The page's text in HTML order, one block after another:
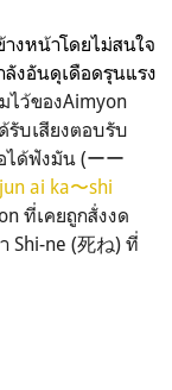
างหน้าโดยไม่สนใจ
งอันดุเดือดรุนแรง
ไว้ของAimyon
รับเสียงตอบรับ
ได้ฟังมัน (ーー
ai ka〜shi
ที่เคยถูกสั่งงด
Shi-ne (死ね) ที่